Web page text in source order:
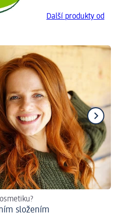
Další produkty od
složením